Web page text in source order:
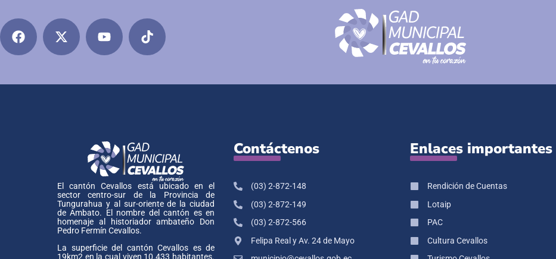
El cantón Cevallos está ubicado en el
sector centro-sur de la Provincia de
Tungurahua y al sur-oriente de la ciudad
de Ambato. El nombre del cantón es en
homenaje al historiador ambateño Don
Pedro Fermín Cevallos.
La superficie del cantón Cevallos es de
Contáctenos
(03) 2-872-148
(03) 2-872-149
(03) 2-872-566
Felipa Real y Av. 24 de Mayo
Enlaces importantes
Rendición de Cuentas
Lotaip
PAC
Cultura Cevallos